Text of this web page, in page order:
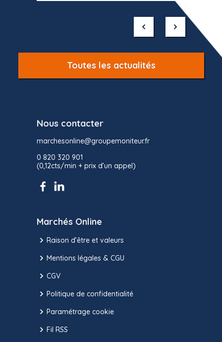
Toutes les actualités
Nous contacter
marchesonline@groupemoniteur.fr
0 820 320 901
(0,12cts/min + prix d’un appel)
Marchés Online
Raison d’être et valeurs
Mentions légales & CGU
CGV
Politique de confidentialité
Paramétrage cookie
Fil RSS